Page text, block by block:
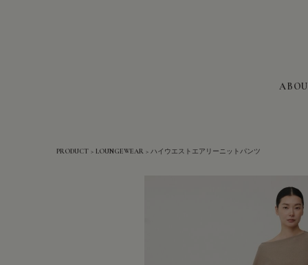
PRODUCT LOUNGEWEAR ハイウエストエアリーニットパンツ